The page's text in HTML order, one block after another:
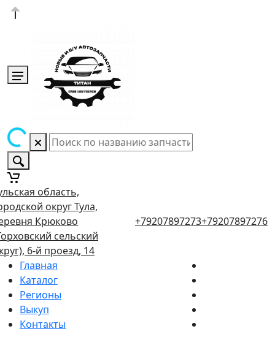
область,
округ Тула,
Крюково
сельский
6-й проезд, 14
+79207897273+79207897276
Главная
Каталог
Регионы
Выкуп
Контакты